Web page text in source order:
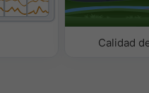
Calidad